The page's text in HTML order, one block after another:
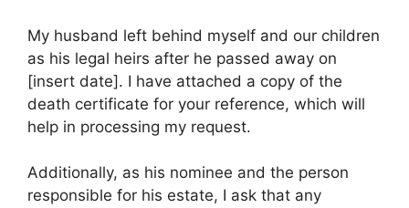
My husband left behind myself and our children
as his legal heirs after he passed away on
[insert date]. I have attached a copy of the
death certificate for your reference, which will
help in processing my request.
Additionally, as his nominee and the person
responsible for his estate, I ask that any